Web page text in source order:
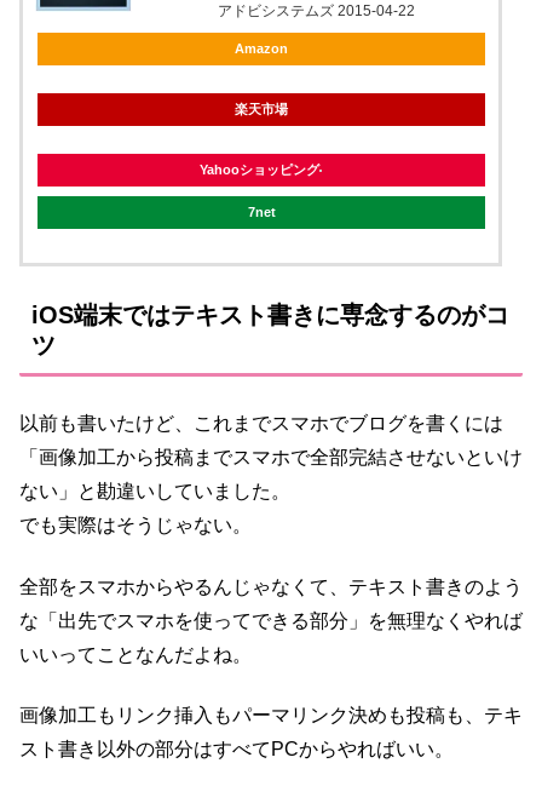
アドビシステムズ 2015-04-22
Amazon
楽天市場
Yahooショッピング
7net
iOS端末ではテキスト書きに専念するのがコ
ツ
以前も書いたけど、これまでスマホでブログを書くには
「画像加工から投稿までスマホで全部完結させないといけ
ない」と勘違いしていました。
でも実際はそうじゃない。
全部をスマホからやるんじゃなくて、テキスト書きのよう
な「出先でスマホを使ってできる部分」を無理なくやれば
いいってことなんだよね。
画像加工もリンク挿入もパーマリンク決めも投稿も、テキ
スト書き以外の部分はすべてPCからやればいい。